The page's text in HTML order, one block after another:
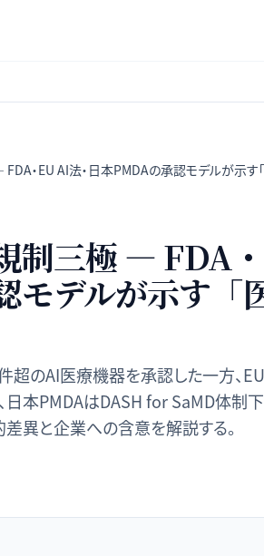
・EU AI法・日本PMDAの承認モデルが示す
制三極 — FDA
モデルが示す「
超のAI医療機器を承認した一方、
日本PMDAはDASH for SaMD体制
異と企業への含意を解説する。